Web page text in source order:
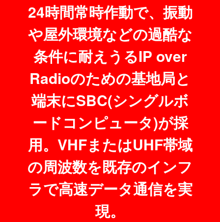
24時間常時作動で、振動
や屋外環境などの過酷な
条件に耐えうるIP over
Radioのための基地局と
端末にSBC(シングルボ
ードコンピュータ)が採
用。VHFまたはUHF帯域
の周波数を既存のインフ
ラで高速データ通信を実
現。